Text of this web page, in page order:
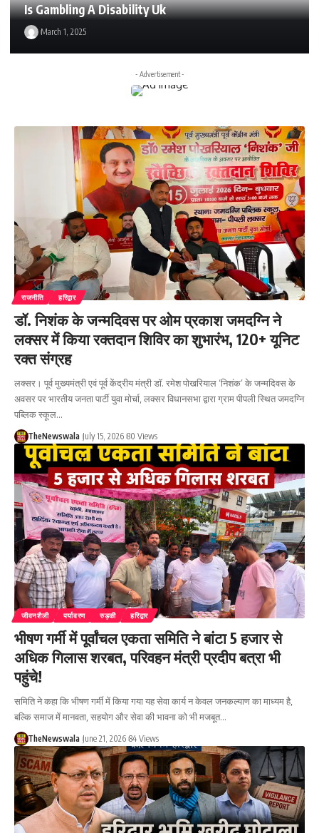
Is Gambling A Disability Uk
March 1, 2025
- Advertisement -
राजनीति हरिद्वार
डॉ. निशंक के जन्मदिवस पर ओम प्रकाश जमदग्नि ने
लक्सर में किया रक्तदान शिविर का शुभारंभ, 120+ यूनिट
रक्त संग्रह
लक्सर। पूर्व मुख्यमंत्री एवं पूर्व केंद्रीय मंत्री डॉ. रमेश पोखरियाल ‘निशंक’ के जन्मदिवस के
अवसर पर भारतीय जनता पार्टी युवा मोर्चा, लक्सर विधानसभा द्वारा ग्राम पीपली स्थित जमदग्नि
पब्लिक स्कूल…
TheNewswala July 15, 2026 80 Views
जीवनशैली पर्यावरण रुड़की हरिद्वार
भीषण गर्मी में पूर्वांचल एकता समिति ने बांटा 5 हजार से
अधिक गिलास शरबत, परिवहन मंत्री प्रदीप बत्रा भी
पहुंचे!
समिति ने कहा कि भीषण गर्मी में किया गया यह सेवा कार्य न केवल जनकल्याण का माध्यम है,
बल्कि समाज में मानवता, सहयोग और सेवा की भावना को भी मजबूत…
TheNewswala June 21, 2026 84 Views